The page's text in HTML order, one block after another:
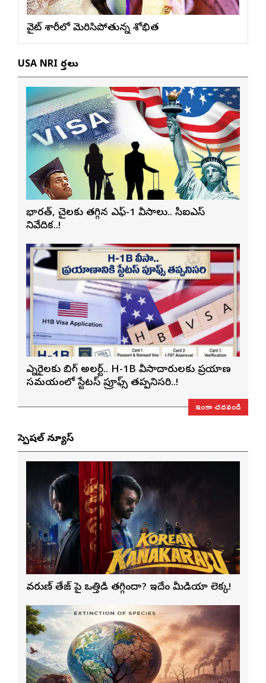
వైట్ శారీలో మెరిసిపోతున్న శోభిత
USA NRI వార్తలు
భారత్, చైనాలకు తగ్గిన ఎఫ్-1 వీసాలు.. సీఐఎస్
నివేదిక..!
ఎన్నారైలకు బిగ్ అలర్ట్.. H-1B వీసాదారులకు ప్రయాణ
సమయంలో స్టేటస్ ప్రూఫ్స్ తప్పనిసరి..!
ఇంకా చదవండి
స్పెషల్ న్యూస్
వరుణ్ తేజ్‌ పై ఒత్తిడి తగ్గిందా? ఇదేం మీడియా లెక్క!